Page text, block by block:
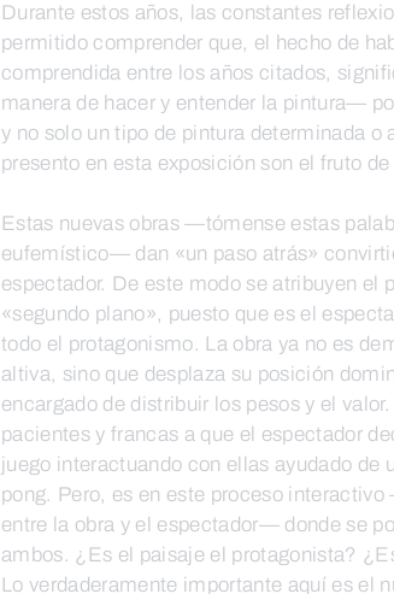
Durante estos años, las constantes
permitido comprender que, el hecho de
comprendida entre los años citados,
manera de hacer y entender la pintura—
y no solo un tipo de pintura determinada o
presento en esta exposición son el fruto
Estas nuevas obras —tómense estas
eufemístico— dan «un paso atrás»
espectador. De este modo se atribuyen el
«segundo plano», puesto que es el
todo el protagonismo. La obra ya no es
altiva, sino que desplaza su posición
encargado de distribuir los pesos y el
pacientes y francas a que el espectador
juego interactuando con ellas ayudado de
pong. Pero, es en este proceso
entre la obra y el espectador— donde se
ambos. ¿Es el paisaje el protagonista?
Lo verdaderamente importante aquí es el